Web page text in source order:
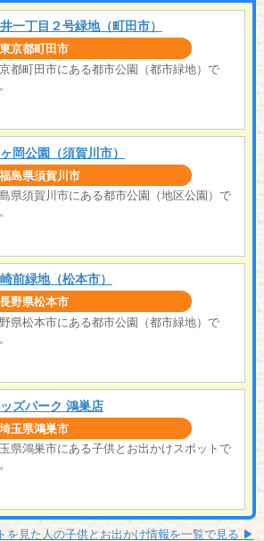
一丁目２号緑地（町田市）
東京都町田市
都町田市にある都市公園（都市緑地）で
岡公園（須賀川市）
福島県須賀川市
県須賀川市にある都市公園（地区公園）で
前緑地（松本市）
長野県松本市
県松本市にある都市公園（都市緑地）で
ズパーク 鴻巣店
埼玉県鴻巣市
県鴻巣市にある子供とお出かけスポットで
を見た人の子供とお出かけ情報を一覧で見る ▶︎